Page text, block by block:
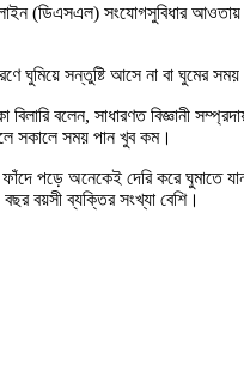
লাইন (ডিএসএল) সংযোগসুবিধার
ঘুমিয়ে সন্তুষ্টি আসে না বা ঘুমের
বিলারি বলেন, সাধারণত বিজ্ঞানী
সকালে সময় পান খুব কম।
পড়ে অনেকেই দেরি করে ঘুমাতে
বয়সী ব্যক্তির সংখ্যা বেশি।